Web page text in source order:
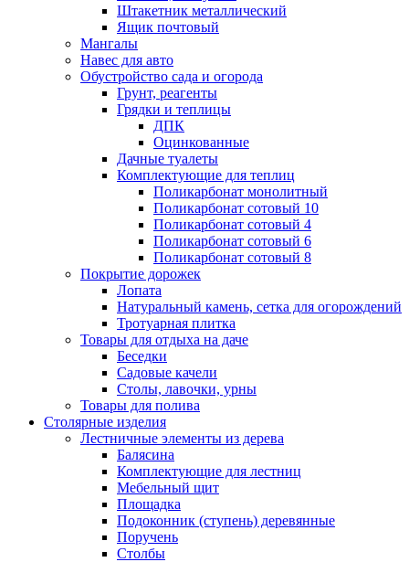
Штакетник металлический
Ящик почтовый
Мангалы
Навес для авто
Обустройство сада и огорода
Грунт, реагенты
Грядки и теплицы
ДПК
Оцинкованные
Дачные туалеты
Комплектующие для теплиц
Поликарбонат монолитный
Поликарбонат сотовый 10
Поликарбонат сотовый 4
Поликарбонат сотовый 6
Поликарбонат сотовый 8
Покрытие дорожек
Лопата
Натуральный камень, сетка для огорождений
Тротуарная плитка
Товары для отдыха на даче
Беседки
Садовые качели
Столы, лавочки, урны
Товары для полива
Столярные изделия
Лестничные элементы из дерева
Балясина
Комплектующие для лестниц
Мебельный щит
Площадка
Подоконник (ступень) деревянные
Поручень
Столбы